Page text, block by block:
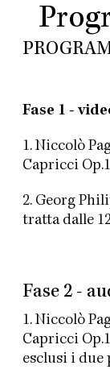
Fase 1 -
1. Niccolò
Capricci
2. Georg
tratta dalle
Fase 2 -
1. Niccolò
Capricci
esclusi i due